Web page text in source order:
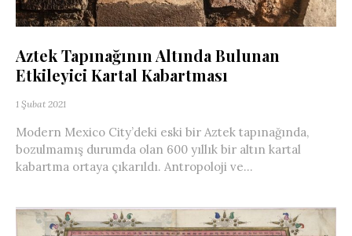
Aztek Tapınağının Altında Bulunan
Etkileyici Kartal Kabartması
1 Şubat 2021
Modern Mexico City’deki eski bir Aztek tapınağında,
bozulmamış durumda olan 600 yıllık bir altın kartal
kabartma ortaya çıkarıldı. Antropoloji ve...